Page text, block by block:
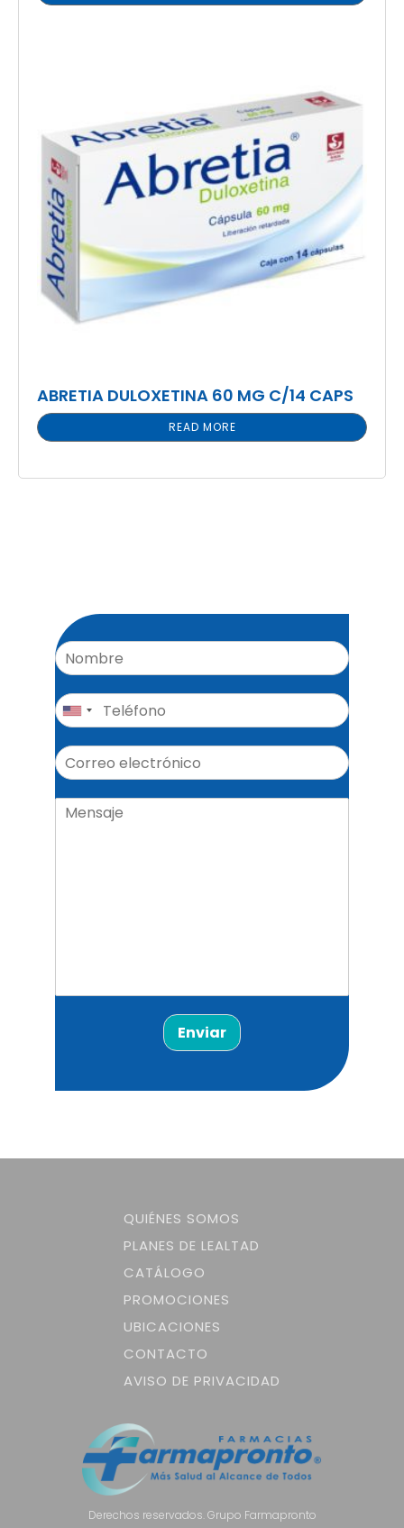
ABRETIA DULOXETINA 60 MG C/14 CAPS
READ MORE
Enviar
QUIÉNES SOMOS
PLANES DE LEALTAD
CATÁLOGO
PROMOCIONES
UBICACIONES
CONTACTO
AVISO DE PRIVACIDAD
Derechos reservados. Grupo Farmapronto